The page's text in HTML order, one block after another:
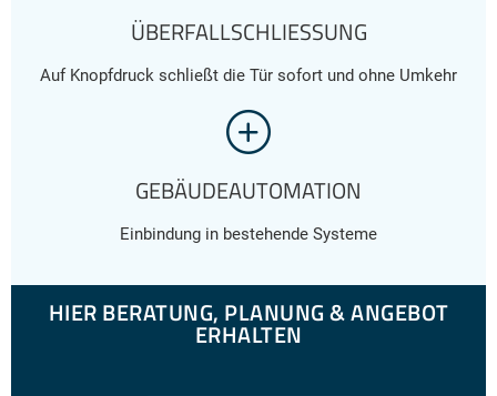
ÜBERFALLSCHLIESSUNG
Auf Knopfdruck schließt die Tür sofort und ohne Umkehr
GEBÄUDEAUTOMATION
Einbindung in bestehende Systeme
HIER BERATUNG, PLANUNG & ANGEBOT
ERHALTEN